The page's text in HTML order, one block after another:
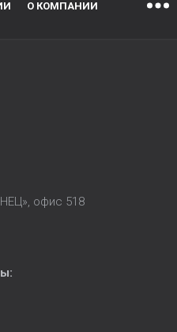
О КОМПАНИИ
офис 518